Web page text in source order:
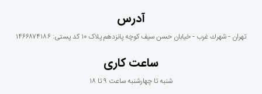
آدرس
تهران - شهرك غرب - خيابان حسن سيف كوچه پانزدهم پلاک ١٠ کد پستی: ۱۴۶۶۸۷۴۱۸۶
ساعت کاری
شنبه تا چهارشنبه ساعت ۹ تا ۱۸